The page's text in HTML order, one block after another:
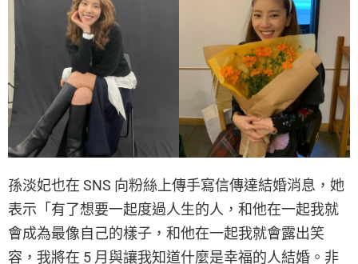
孫淡妃也在 SNS 向粉絲上傳手寫信傳達結婚消息，她
表示「有了想要一起度過人生的人，和他在一起我就
會成為最像自己的樣子，和他在一起我就會露出笑
容，我將在 5 月與讓我知道什麼是幸福的人結婚。非